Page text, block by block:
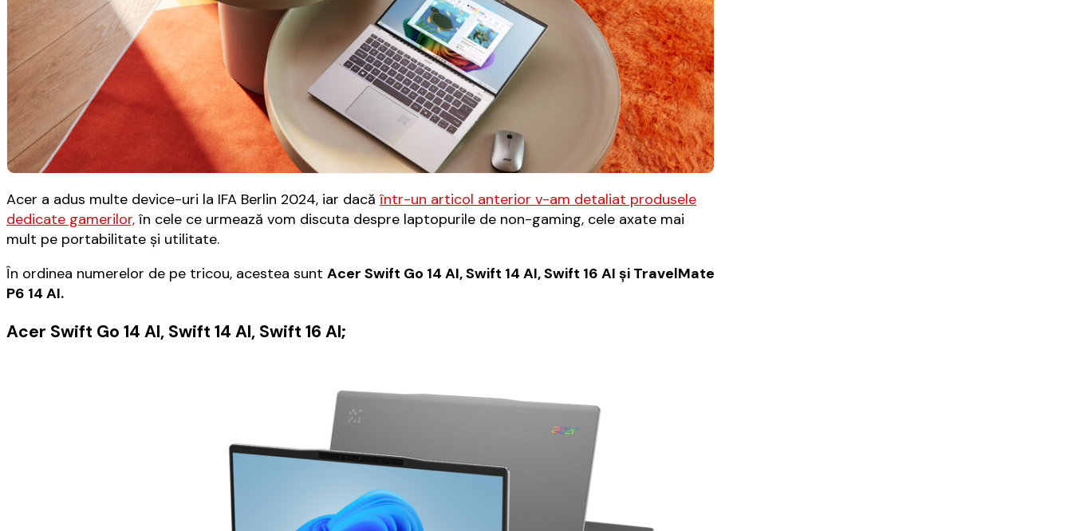
Acer a adus multe device-uri la IFA Berlin 2024, iar dacă într-un articol anterior v-am detaliat produsele
dedicate gamerilor, în cele ce urmează vom discuta despre laptopurile de non-gaming, cele axate mai
mult pe portabilitate şi utilitate.
În ordinea numerelor de pe tricou, acestea sunt Acer Swift Go 14 AI, Swift 14 AI, Swift 16 AI şi TravelMate
P6 14 AI.
Acer Swift Go 14 AI, Swift 14 AI, Swift 16 AI;